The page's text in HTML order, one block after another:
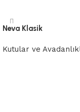
Neva Klasik
Kutular ve